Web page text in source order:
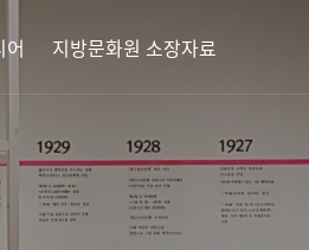
어 지방문화원 소장자료